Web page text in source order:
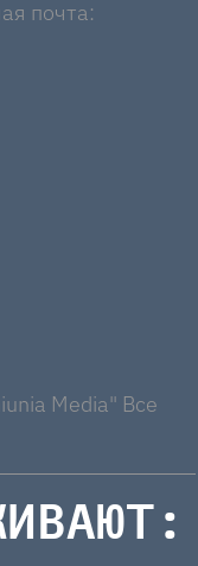
почта:
Media" Все